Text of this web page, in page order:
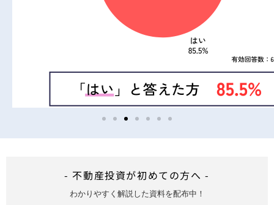
- 不動産投資が初めての方へ -
わかりやすく解説した資料を配布中！